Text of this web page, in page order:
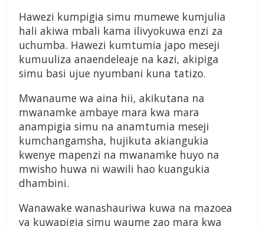
Hawezi kumpigia simu mumewe kumjulia
hali akiwa mbali kama ilivyokuwa enzi za
uchumba. Hawezi kumtumia japo meseji
kumuuliza anaendeleaje na kazi, akipiga
simu basi ujue nyumbani kuna tatizo.
Mwanaume wa aina hii, akikutana na
mwanamke ambaye mara kwa mara
anampigia simu na anamtumia meseji
kumchangamsha, hujikuta akiangukia
kwenye mapenzi na mwanamke huyo na
mwisho huwa ni wawili hao kuangukia
dhambini.
Wanawake wanashauriwa kuwa na mazoea
ya kuwapigia simu waume zao mara kwa